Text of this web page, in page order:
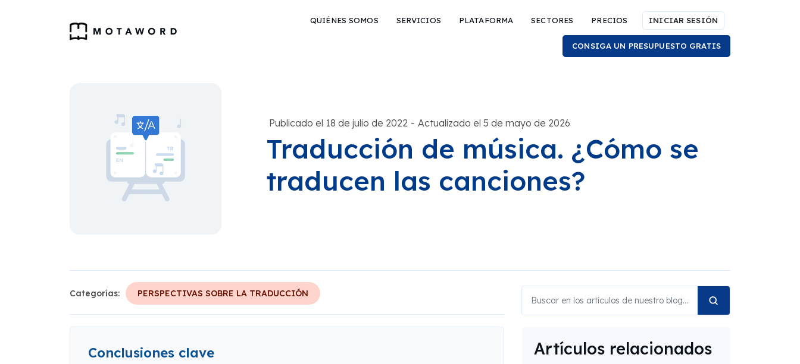
QUIÉNES SOMOS SERVICIOS PLATAFORMA SECTORES PRECIOS INICIAR SESIÓN
CONSIGA UN PRESUPUESTO GRATIS
Publicado el 18 de julio de 2022 - Actualizado el 5 de mayo de 2026
Traducción de música. ¿Cómo se
traducen las canciones?
Categorías: PERSPECTIVAS SOBRE LA TRADUCCIÓN
Conclusiones clave Artículos relacionados